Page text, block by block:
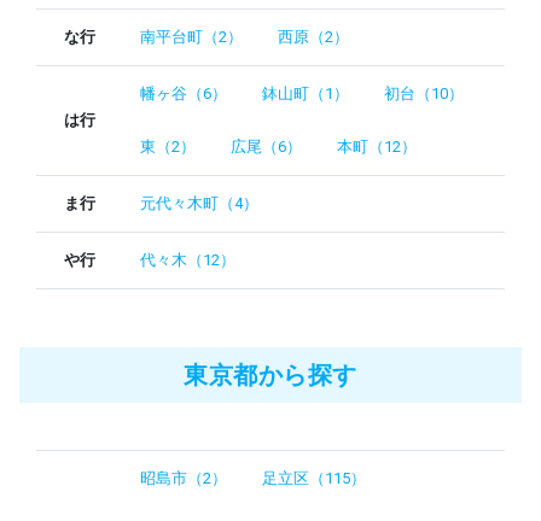
な行 南平台町（2） 西原（2）
は行
幡ヶ谷（6） 鉢山町（1） 初台（10）
東（2） 広尾（6） 本町（12）
ま行 元代々木町（4）
や行 代々木（12）
東京都から探す
昭島市（2） 足立区（115）